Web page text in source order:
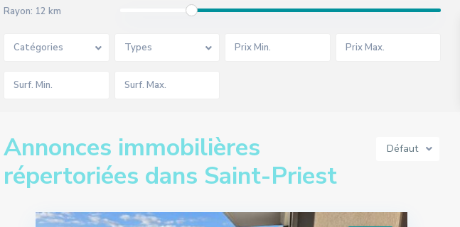
Rayon: 12 km
Catégories Types
Défaut
Annonces immobilières
répertoriées dans Saint-Priest